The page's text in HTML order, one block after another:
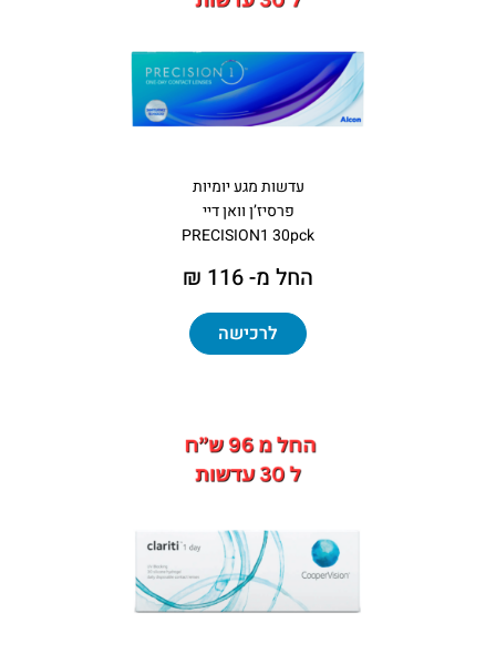
עדשות מגע יומיות
פרסיז’ן וואן דיי
PRECISION1 30pck
החל מ- 116 ₪
לרכישה